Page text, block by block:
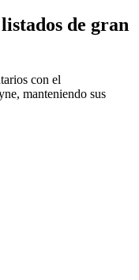
de gran
con el
manteniendo sus